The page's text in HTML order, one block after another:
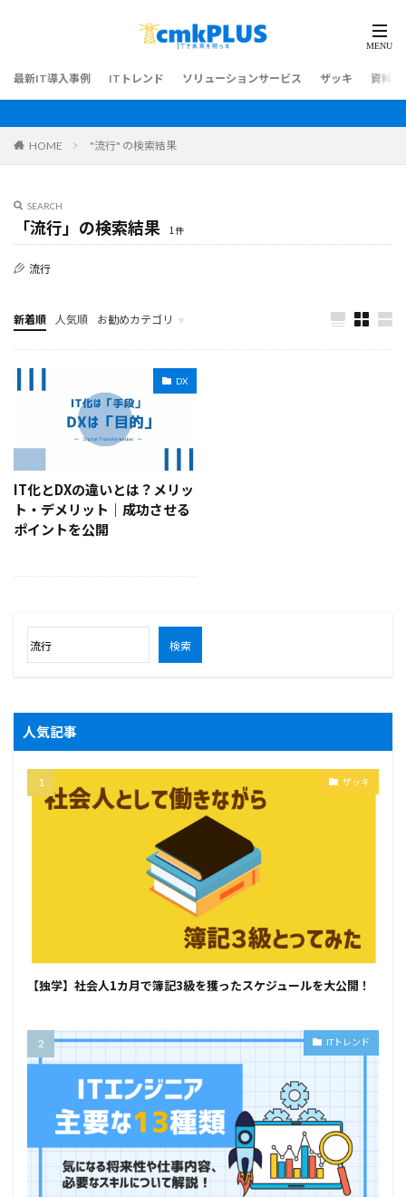
最新IT導入事例 ITトレンド ソリューションサービス ザッキ 資料ダ
HOME "流行" の検索結果
SEARCH
「流行」の検索結果 1件
流行
新着順 人気順 お勧めカテゴリ
最新IT導入事例
DX
IT化とDXの違いとは？メリッ
ト・デメリット｜成功させる
ポイントを公開
検索
人気記事
ザッキ
【独学】社会人1カ月で簿記3級を獲ったスケジュールを大公開！
ITトレンド